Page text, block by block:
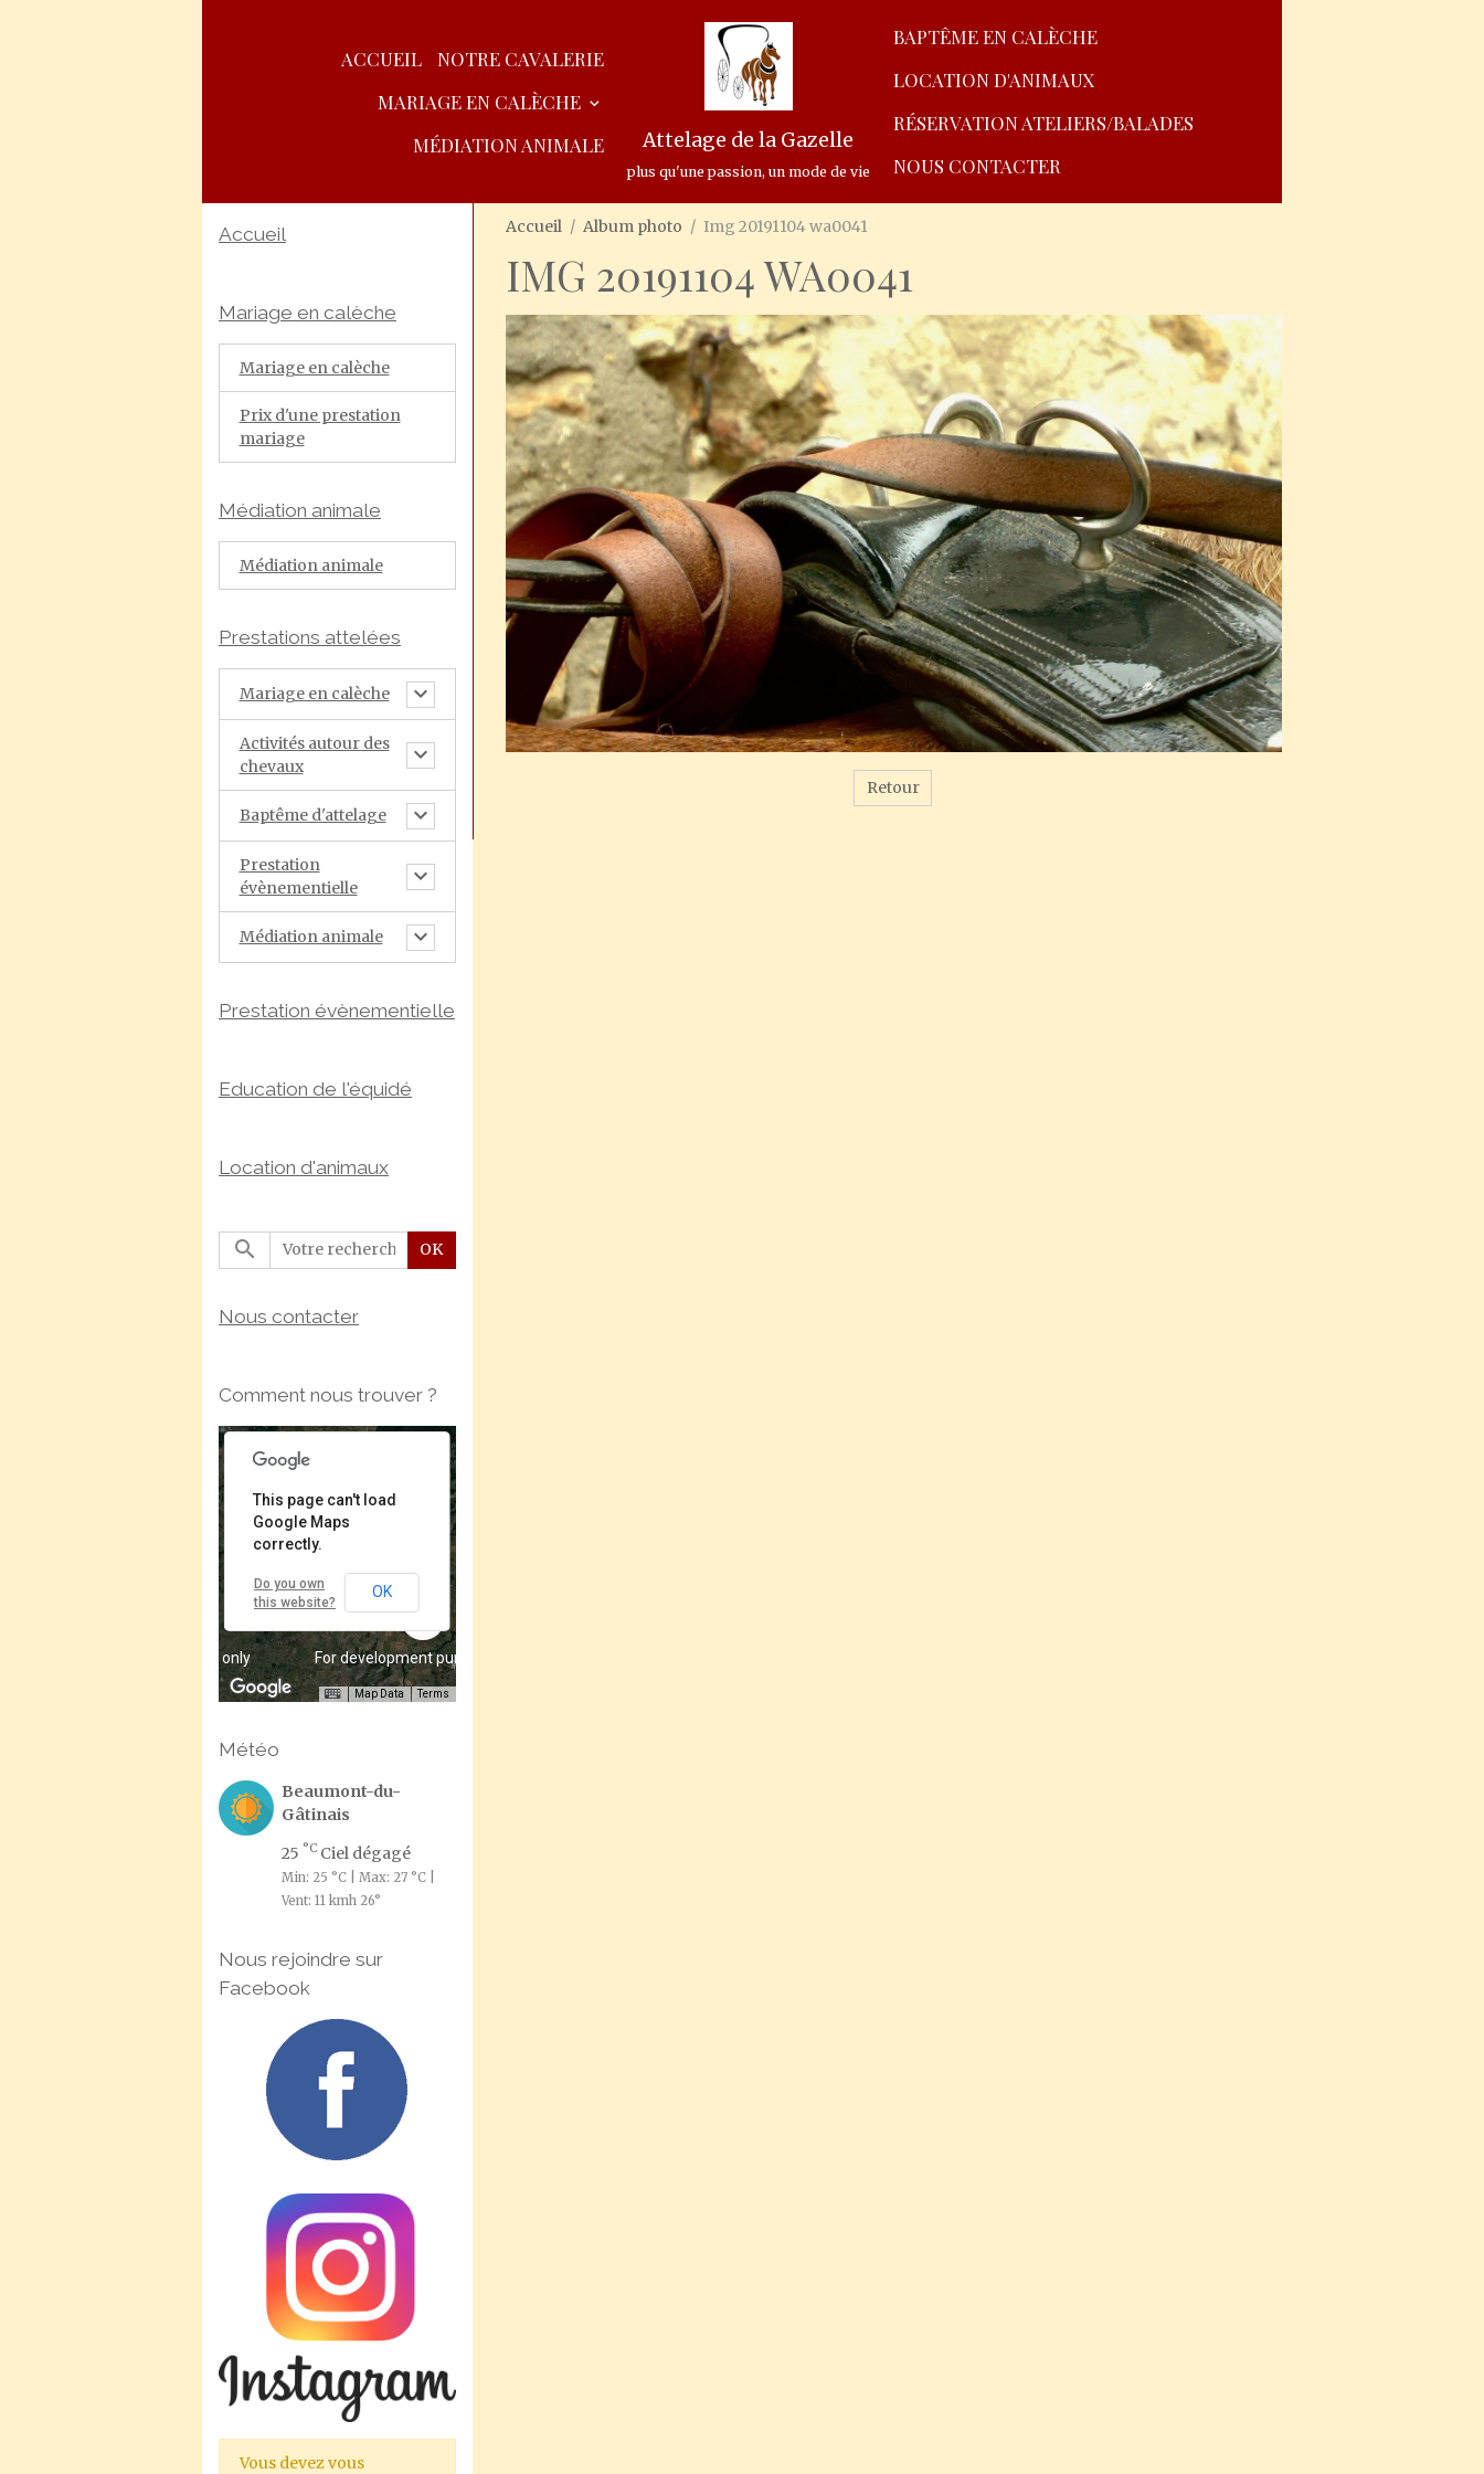
ACCUEIL
NOTRE CAVALERIE
MARIAGE EN CALÈCHE
MÉDIATION ANIMALE
Attelage de la Gazelle
plus qu'une passion, un mode de vie
BAPTÊME EN CALÈCHE
LOCATION D'ANIMAUX
RÉSERVATION ATELIERS/BALADES
NOUS CONTACTER
Accueil Album photo Img 20191104 wa0041
IMG 20191104 WA0041
Retour
Accueil
Mariage en calèche
Mariage en calèche
Prix d'une prestation
mariage
Médiation animale
Médiation animale
Prestations attelées
Mariage en calèche
Activités autour des
chevaux
Baptême d'attelage
Prestation
évènementielle
Médiation animale
Prestation évènementielle
Education de l'équidé
Location d'animaux
OK
Nous contacter
Comment nous trouver ?
For development purposes only
For development purposes only
Map Data Terms
This page can't load
Google Maps
correctly.
Do you own
this website?
OK
Météo
Beaumont-du-
Gâtinais
25 °C Ciel dégagé
Min: 25 °C | Max: 27 °C |
Vent: 11 kmh 26°
Nous rejoindre sur
Facebook
Vous devez vous